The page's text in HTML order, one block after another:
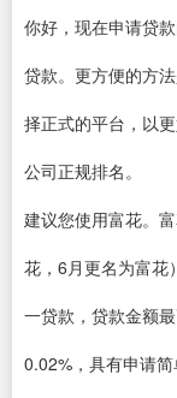
你好，现在申请贷
贷款。更方便的方
择正式的平台，以
公司正规排名。
建议您使用富花。
花，6月更名为富花
一贷款，贷款金额
0.02%，具有申请简